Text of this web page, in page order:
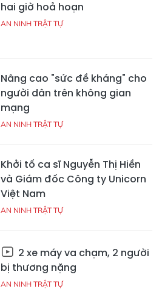
hai giờ hoả hoạn
AN NINH TRẬT TỰ
Nâng cao "sức đề kháng" cho
người dân trên không gian
mạng
AN NINH TRẬT TỰ
Khởi tố ca sĩ Nguyễn Thị Hiền
và Giám đốc Công ty Unicorn
Việt Nam
AN NINH TRẬT TỰ
2 xe máy va chạm, 2 người
bị thương nặng
AN NINH TRẬT TỰ